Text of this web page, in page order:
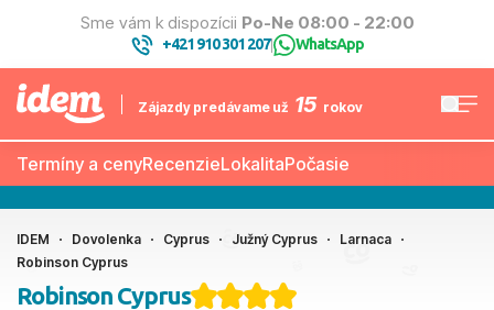
Sme vám k dispozícii Po-Ne 08:00 - 22:00
+421 910 301 207| WhatsApp
Zájazdy predávame už 15 rokov
Termíny a cenyRecenzieLokalitaPočasie
IDEM Dovolenka Cyprus Južný Cyprus
Larnaca
Robinson Cyprus
Robinson Cyprus